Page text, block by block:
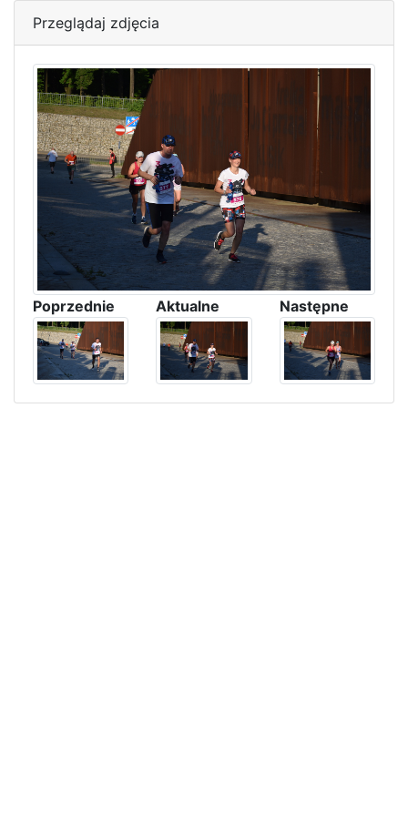
Przeglądaj zdjęcia
Poprzednie Aktualne Następne